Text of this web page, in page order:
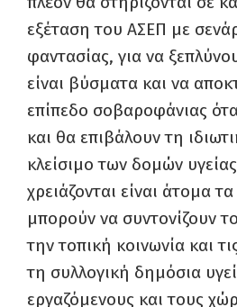
εξέταση του ΑΣΕΠ με
φαντασίας, για να
είναι βύσματα και να
επίπεδο σοβαροφάνιας
και θα επιβάλουν τη
κλείσιμο των δομών
χρειάζονται είναι άτομα
μπορούν να συντονίζουν
την τοπική κοινωνία και
τη συλλογική δημόσια
εργαζόμενους και τους